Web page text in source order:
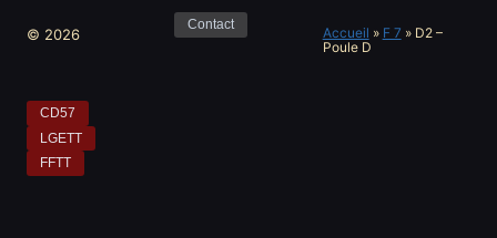
© 2026
Contact
Accueil » F 7 »D2 –
Poule D
CD57
LGETT
FFTT